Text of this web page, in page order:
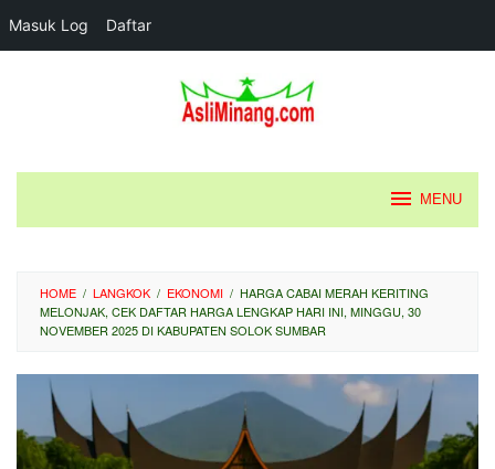
Masuk Log Daftar
MENU
HOME / LANGKOK / EKONOMI / HARGA CABAI MERAH KERITING
MELONJAK, CEK DAFTAR HARGA LENGKAP HARI INI, MINGGU, 30
NOVEMBER 2025 DI KABUPATEN SOLOK SUMBAR